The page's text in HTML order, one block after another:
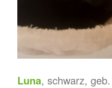
Luna, schwarz,